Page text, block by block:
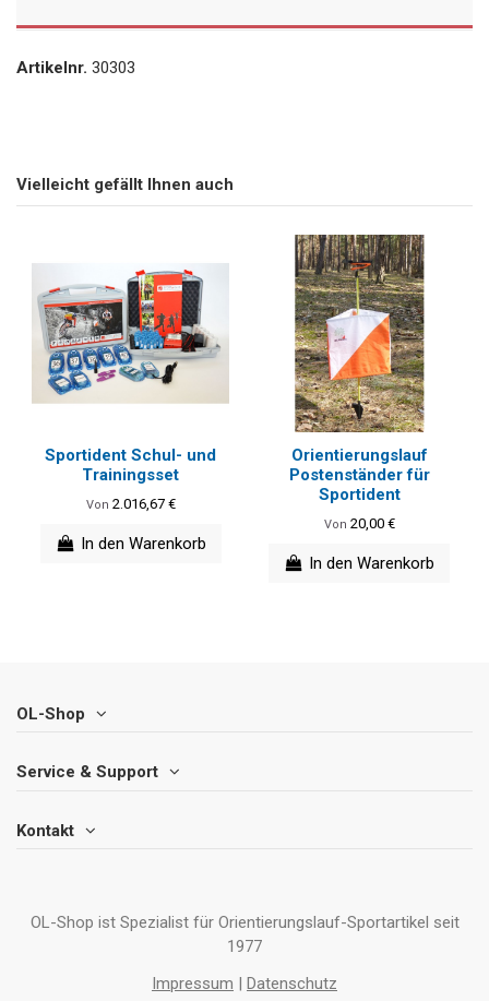
Artikelnr. 30303
Vielleicht gefällt Ihnen auch
Sportident Schul- und
Trainingsset
Von 2.016,67 €
In den Warenkorb
Orientierungslauf
Postenständer für
Sportident
Von 20,00 €
In den Warenkorb
OL-Shop
Service & Support
Kontakt
OL-Shop ist Spezialist für Orientierungslauf-Sportartikel seit
1977
Impressum
Datenschutz